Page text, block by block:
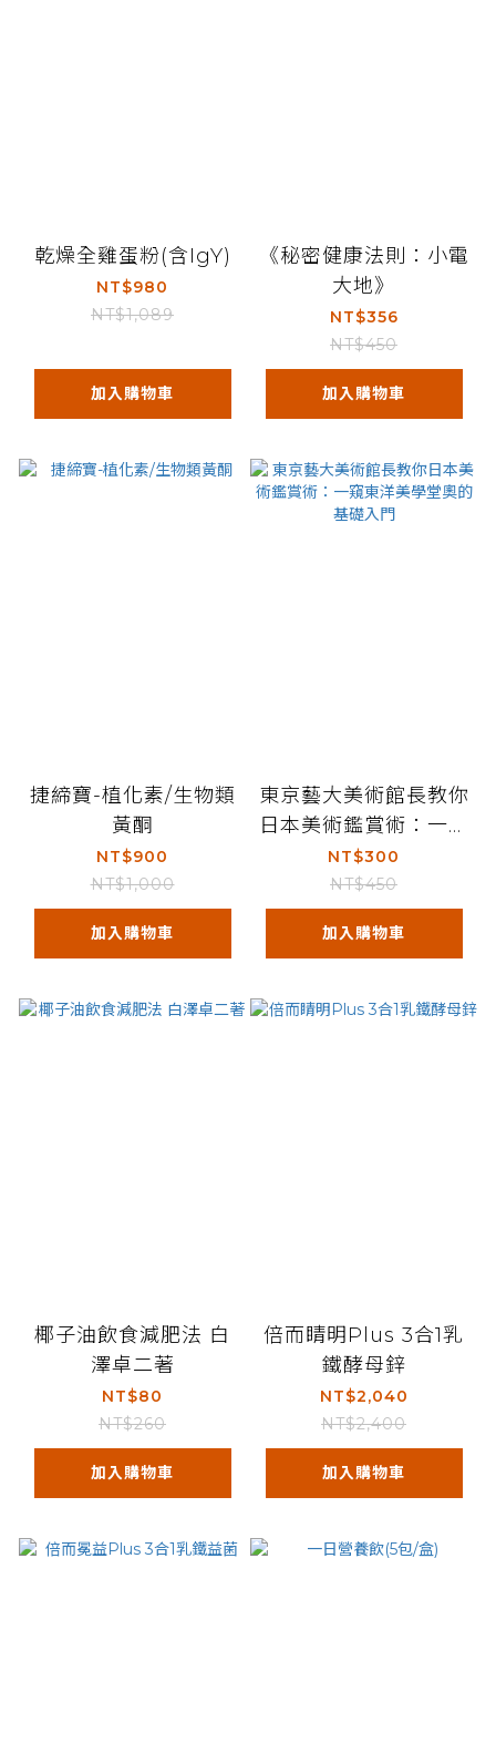
乾燥全雞蛋粉(含IgY)
NT$980
NT$1,089
加入購物車
《秘密健康法則：小電
大地》
NT$356
NT$450
加入購物車
捷締寶-植化素/生物類
黃酮
NT$900
NT$1,000
加入購物車
東京藝大美術館長教你
日本美術鑑賞術：一窺
東洋美學堂奧的基礎入
門
NT$300
NT$450
加入購物車
椰子油飲食減肥法 白
澤卓二著
NT$80
NT$260
加入購物車
倍而睛明Plus 3合1乳
鐵酵母鋅
NT$2,040
NT$2,400
加入購物車